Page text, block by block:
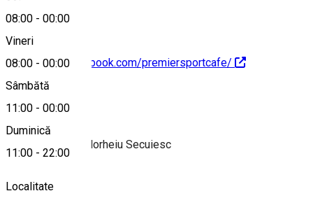
08:00 - 00:00
Vineri
08:00 - 00:00
Sâmbătă
11:00 - 00:00
Duminică
11:00 - 22:00
https://www.facebook.com/premiersportcafe/
Despre
Bar sportiv din Odorheiu Secuiesc
Localitate